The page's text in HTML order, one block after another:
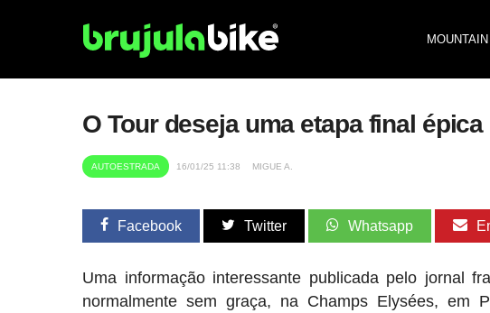
O Tour deseja uma etapa final
AUTOESTRADA 16/01/25 11:38 MIGUE A.
Facebook Twitter Whatsapp
Uma informação interessante publicada pelo jornal
normalmente sem graça, na Champs Elysées,